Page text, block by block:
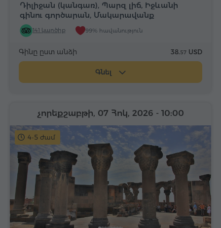
Դիլիջան (կանգառ), Պարզ լիճ, Իջևանի
գինու գործարան, Մակարավանք
141 կարծիք 99% հավանություն
Գինը ըստ անձի 38.57 USD
Գնել
4-5 ժամ
չորեքշաբթի, 07 Հոկ, 2026 - 10:00